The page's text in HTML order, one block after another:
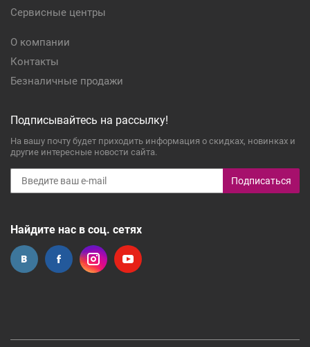
Сервисные центры
О компании
Контакты
Безналичные продажи
Подписывайтесь на рассылку!
На вашу почту будет приходить информация о скидках, новинках и
другие интересные новости сайта.
Подписаться
Найдите нас в соц. сетях